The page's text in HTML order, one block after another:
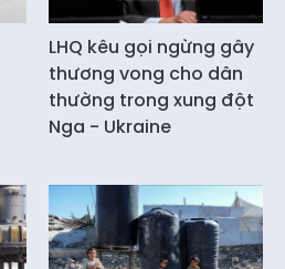
LHQ kêu gọi ngừng gây
thương vong cho dân
thường trong xung đột
Nga - Ukraine